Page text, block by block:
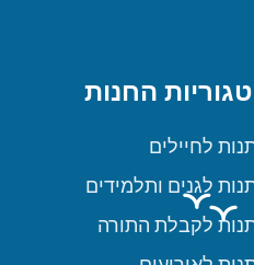
החנות
לחיילים
לגנים ותלמידים
לקבלת התורה